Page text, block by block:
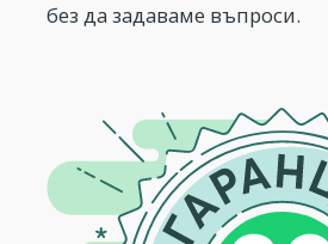
без да задаваме въпроси.